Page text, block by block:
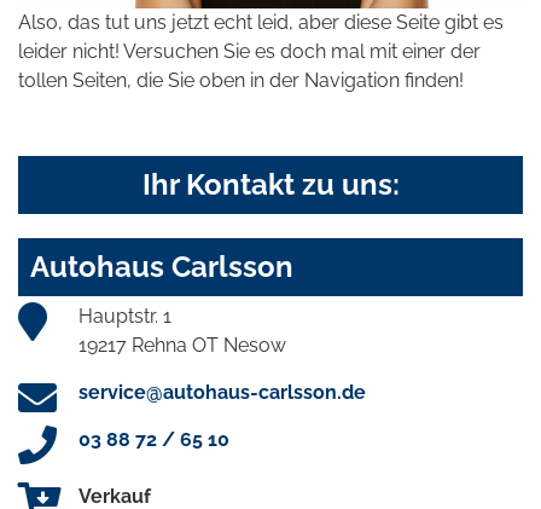
Also, das tut uns jetzt echt leid, aber diese Seite gibt es
leider nicht! Versuchen Sie es doch mal mit einer der
tollen Seiten, die Sie oben in der Navigation finden!
Ihr Kontakt zu uns:
Autohaus Carlsson
Hauptstr. 1
19217 Rehna OT Nesow
service@autohaus-carlsson.de
03 88 72 / 65 10
Verkauf